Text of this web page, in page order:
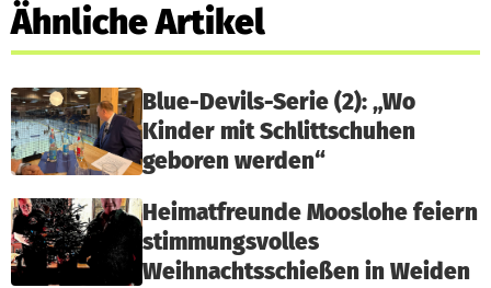
Ähnliche Artikel
Blue-Devils-Serie (2): „Wo
Kinder mit Schlittschuhen
geboren werden“
Heimatfreunde Mooslohe feiern
stimmungsvolles
Weihnachtsschießen in Weiden